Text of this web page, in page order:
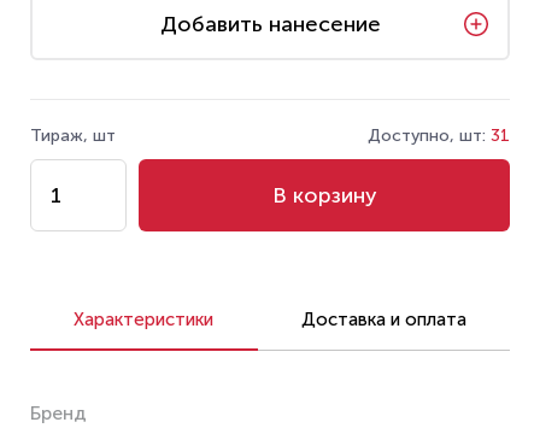
Добавить нанесение
Тираж, шт Доступно, шт: 31
В корзину
Характеристики Доставка и оплата
Бренд